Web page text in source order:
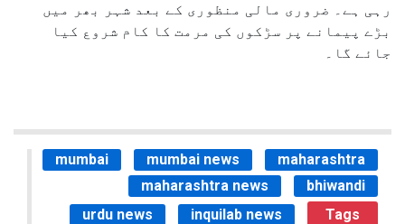
رہی ہے۔ ضروری مالی منظوری کے بعد شہر بھر میں
بڑے پیمانے پر سڑکوں کی مرمت کا کام شروع کیا
جائے گا۔
mumbai mumbai news
maharashtra
maharashtra news
bhiwandi
urdu news
inquilab news Tags